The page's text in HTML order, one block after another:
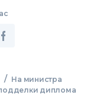
/ На министра
диплома